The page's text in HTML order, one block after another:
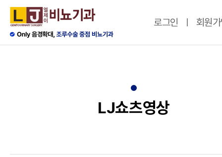
로그인 회원
LJ쇼츠영상